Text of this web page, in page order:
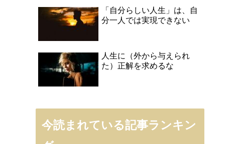
「自分らしい人生」は、自
分一人では実現できない
人生に（外から与えられ
た）正解を求めるな
今読まれている記事ランキン